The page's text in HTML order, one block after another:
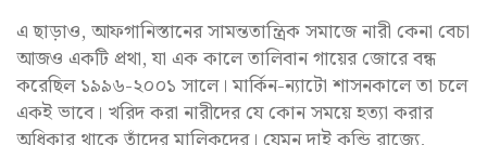
এ ছাড়াও, আফগানিস্তানের সামন্ততান্ত্রিক সমাজে নারী কেনা বেচা
আজও একটি প্রথা, যা এক কালে তালিবান গায়ের জোরে বন্ধ
করেছিল ১৯৯৬-২০০১ সালে। মার্কিন-ন্যাটো শাসনকালে তা চলে
একই ভাবে। খরিদ করা নারীদের যে কোন সময়ে হত্যা করার